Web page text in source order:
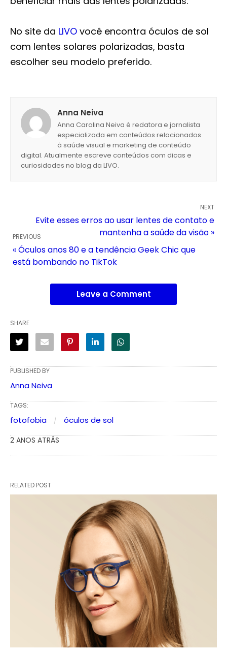
No site da LIVO você encontra óculos de sol
com lentes solares polarizadas, basta
escolher seu modelo preferido.
Anna Neiva
Anna Carolina Neiva é redatora e jornalista
especializada em conteúdos relacionados
à saúde visual e marketing de conteúdo
digital. Atualmente escreve conteúdos com dicas e
curiosidades no blog da LIVO.
NEXT
Evite esses erros ao usar lentes de contato e
mantenha a saúde da visão »
PREVIOUS
« Óculos anos 80 e a tendência Geek Chic que
está bombando no TikTok
Leave a Comment
SHARE
PUBLISHED BY
Anna Neiva
TAGS:
fotofobia óculos de sol
2 ANOS ATRÁS
RELATED POST